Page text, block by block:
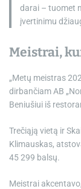
darai – tuomet
įvertinimu
Meistrai,
„Metų meistras
dirbančiam AB
Beniušiui iš
Trečiąją vietą ir
Klimauskas,
45 299 balsų.
Meistrai